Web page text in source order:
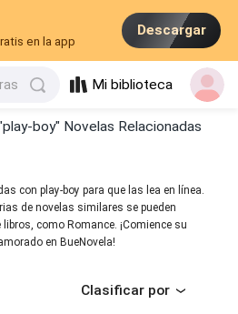
en la app
Descargar
Mi biblioteca
boy" Novelas Relacionadas
con play-boy para que las lea en línea.
de novelas similares se pueden
como Romance. ¡Comience su
en BueNovela!
Clasificar por